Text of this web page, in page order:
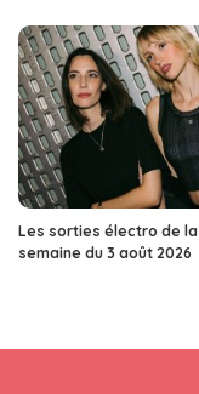
Les sorties électro de la
semaine du 3 août 2026